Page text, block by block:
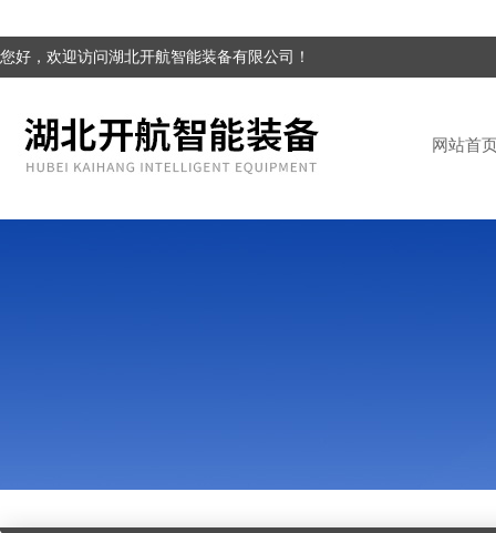
您好，欢迎访问湖北开航智能装备有限公司！
网站首